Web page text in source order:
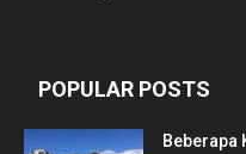
POPULAR POSTS
Beberapa